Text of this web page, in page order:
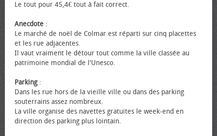
Le tout pour 45,4€ tout à fait correct.
Anecdote :
Le marché de noël de Colmar est réparti sur cinq placettes
et les rue adjacentes.
Il vaut vraiment le détour tout comme la ville classée au
patrimoine mondial de l'Unesco.
Parking:
Dans les rue hors de la vieille ville ou dans des parking
souterrains assez nombreux.
La ville organise des navettes gratuites le week-end en
direction des parking plus lointain.